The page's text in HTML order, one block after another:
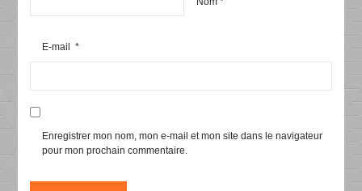
E-mail*
Enregistrer mon nom, mon e-mail et mon site dans le navigateur
pour mon prochain commentaire.